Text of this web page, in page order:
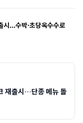
...수박·초당옥수수로
재출시…단종 메뉴 돌